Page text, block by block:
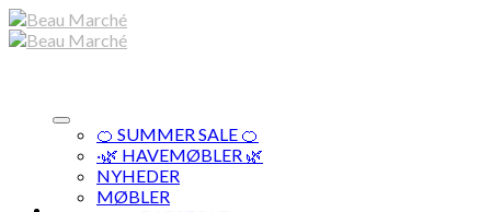
Skip
to
🍊 SUMMER SALE 🍊
·🌿 HAVEMØBLER 🌿
NYHEDER
MØBLER